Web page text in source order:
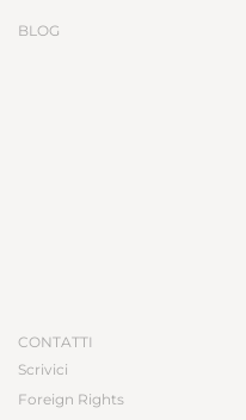
BLOG
CONTATTI
Scrivici
Foreign Rights